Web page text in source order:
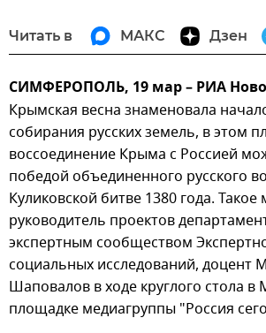
Читать в МАКС Дзен
СИМФЕРОПОЛЬ, 19 мар – РИА
Крымская весна знаменовала
собирания русских земель, в этом
воссоединение Крыма с Россией
победой объединенного русского
Куликовской битве 1380 года.
руководитель проектов
экспертным сообществом
социальных исследований,
Шаповалов в ходе круглого стола в
площадке медиагруппы "Россия